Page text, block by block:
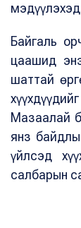
Байгаль
цаашид
шаттай
Мазаалай
янз
үйлсэд
салбарын